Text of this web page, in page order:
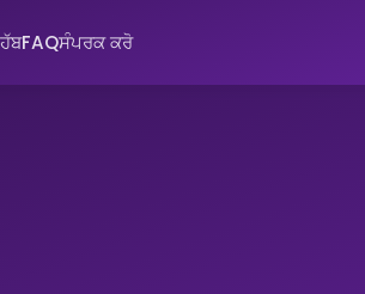
FAQਸੰਪਰਕ ਕਰੋ